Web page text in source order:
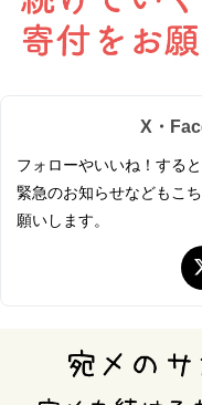
X・
フォローやいいね！する
緊急のお知らせなどもこ
願いします。